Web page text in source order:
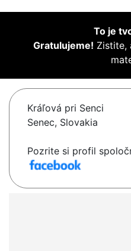
To je
Gratulujeme! Zistite,
Kráľová pri Senci
Senec, Slovakia
Pozrite si profil